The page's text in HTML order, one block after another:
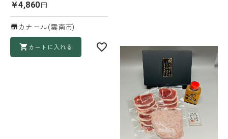
￥4,860円
カナール(雲南市)
カートに入れる